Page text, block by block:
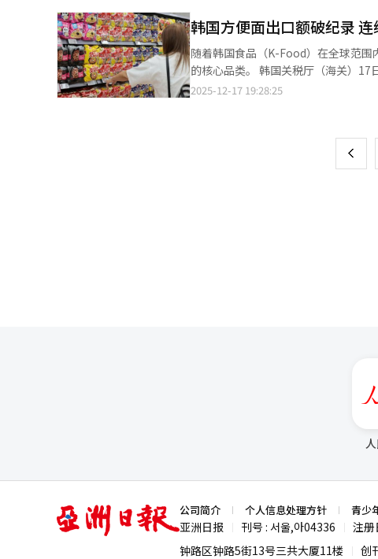
下，不倒翁的业绩前景则显得相对低
1800亿韩元，同比下滑18.9%。 与海外销售占比高达80%的三养食品、约40%的农心不同，不倒翁海外销售比重仅
为10%左右。在内需持续疲软的情况
硕珍担任代言人等方式刺激需求，但原材料成
差异直接反映各企业全球化扩张节奏
46.19%。 市场对三养食品业绩预期不断走高，主要源于韩国方便面出口整体强劲增长以及公司海外销售的爆发式增
长。根据韩国贸易协会的数据，去年
养食品占据了韩国方便面出口总额的约60%。 去年第三季度，三养食品海外销售额同比大增
元，创历史新高；海外业务占公司销
2023年全年水平（1.34万亿韩元）；累
示：“火鸡面在美国沃尔玛的铺货率
入驻率已超过50%。在欧洲，公司
韩国方便面出口额破纪录
随着韩国食品（K-Food）在全球范
的核心品类。 韩国关税厅（海关）17日公布的数据显示，今年1至11月韩国方便面出口额达13.82亿美元，已超过去
年全年的12.48亿美元。按此趋势，韩国方便面将连续
饮食文化的传播，也与韩流的全球热
常饮食场景频繁曝光，使方便面自然融入全球年轻消费群
色。与其说是一种味觉体验，不如
2025-12-17 19:28:25
上
亚
洲
日
公司简介 个人信息处理方针 青少
亚洲日报 刊号 : 서울,아04336 注册
钟路区钟路5街13号三共大厦11楼
创